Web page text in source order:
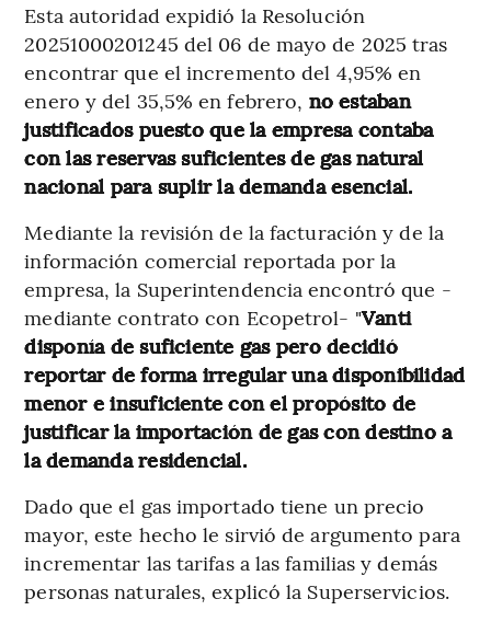
Esta autoridad expidió la Resolución
20251000201245 del 06 de mayo de 2025 tras
encontrar que el incremento del 4,95% en
enero y del 35,5% en febrero, no estaban
justificados puesto que la empresa contaba
con las reservas suficientes de gas natural
nacional para suplir la demanda esencial.
Mediante la revisión de la facturación y de la
información comercial reportada por la
empresa, la Superintendencia encontró que -
mediante contrato con Ecopetrol- "Vanti
disponía de suficiente gas pero decidió
reportar de forma irregular una disponibilidad
menor e insuficiente con el propósito de
justificar la importación de gas con destino a
la demanda residencial.
Dado que el gas importado tiene un precio
mayor, este hecho le sirvió de argumento para
incrementar las tarifas a las familias y demás
personas naturales, explicó la Superservicios.